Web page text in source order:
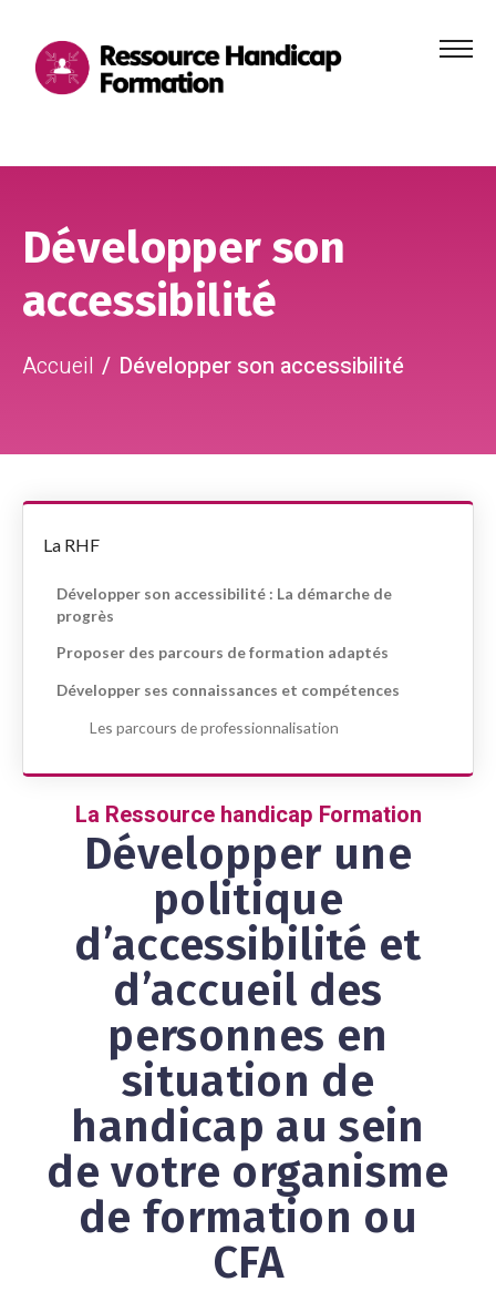
Menu
Développer son
accessibilité
Accueil Développer son accessibilité
La RHF
Développer son accessibilité : La démarche de
progrès
Proposer des parcours de formation adaptés
Développer ses connaissances et compétences
Les parcours de professionnalisation
La Ressource handicap Formation
Développer une
politique
d’accessibilité et
d’accueil des
personnes en
situation de
handicap au sein
de votre organisme
de formation ou
CFA